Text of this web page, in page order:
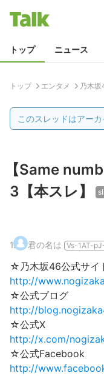
トップ ニュース
トップ エンタメ 乃木
このスレッドはアー
【Same
3【本スレ】
1. 君の名は Vs-1AT-
☆乃木坂46公式サイ
http://
☆公式ブログ
http://
☆公式X
http://x.com/
☆公式Facebook
http://